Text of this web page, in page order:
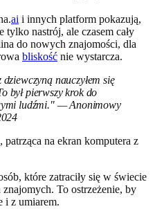
ai i innych platform pokazują,
tylko nastrój, ale czasem cały
do nowych znajomości, dla
bliskość nie wystarcza.
nauczyłem się
był pierwszy krok do
ludźmi." — Anonimowy
które zatraciły się w świecie
To ostrzeżenie, by
i z umiarem.